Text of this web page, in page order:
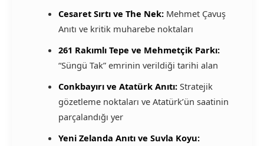
Cesaret Sırtı ve The Nek:Mehmet Çavuş
Anıtı ve kritik muharebe noktaları
261 Rakımlı Tepe ve Mehmetçik Parkı:
“Süngü Tak” emrinin verildiği tarihi alan
Conkbayırı ve Atatürk Anıtı:Stratejik
gözetleme noktaları ve Atatürk’ün saatinin
parçalandığı yer
Yeni Zelanda Anıtı ve Suvla Koyu: